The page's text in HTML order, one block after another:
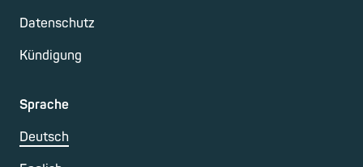
Datenschutz
Kündigung
Sprache
Deutsch